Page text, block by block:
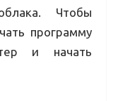
Чтобы
программу
и начать